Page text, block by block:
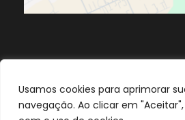
Usamos cookies para aprimorar
navegação. Ao clicar em